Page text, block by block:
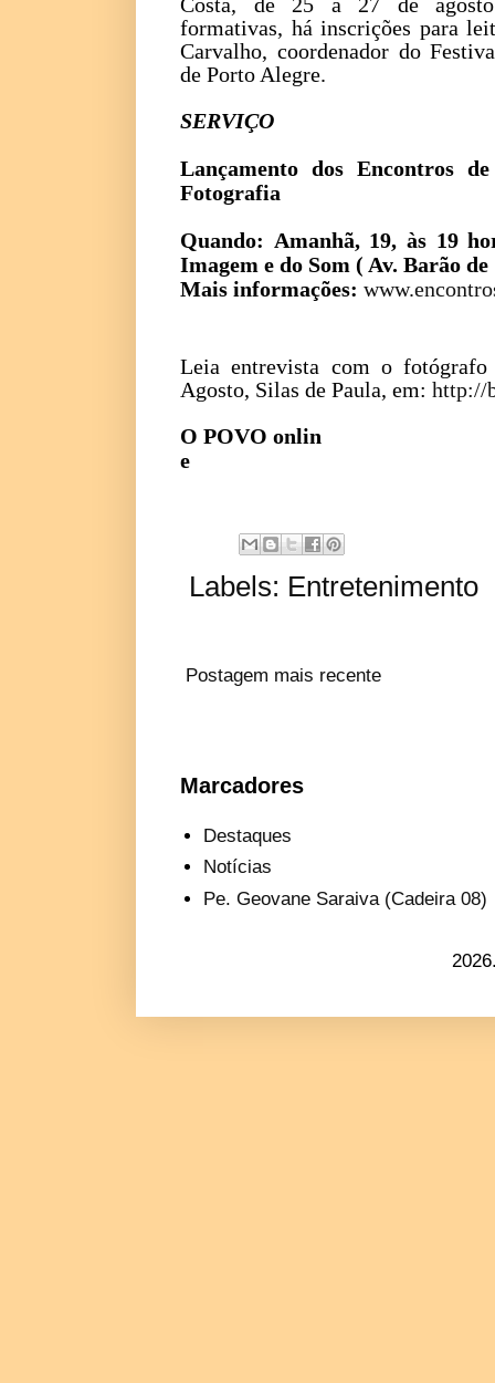
formativas, há inscrições para
Carvalho, coordenador do
de Porto Alegre.
SERVIÇO
Lançamento dos Encontros
Fotografia
Quando: Amanhã, 19, às 19
Imagem e do Som ( Av. Barão
Mais informações:
Leia entrevista com o
Agosto, Silas de Paula, em: http://
O POVO onlin
e
Labels: Entretenimento
Postagem mais recente
Marcadores
Destaques
Notícias
Pe. Geovane Saraiva (Cadeira 08)